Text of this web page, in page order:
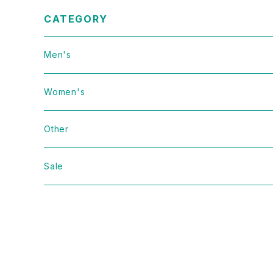
CATEGORY
Men's
Vintage
Domestic
Jacket
Women's
Vintage
Domestic
Other
bag
Sale